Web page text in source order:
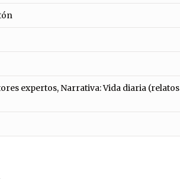
expertos, Narrativa: Vida diaria (relatos